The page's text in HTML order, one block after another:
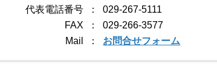
代表電話番号
029-267-5111
FAX
029-266-3577
Mail
お問合せフォーム